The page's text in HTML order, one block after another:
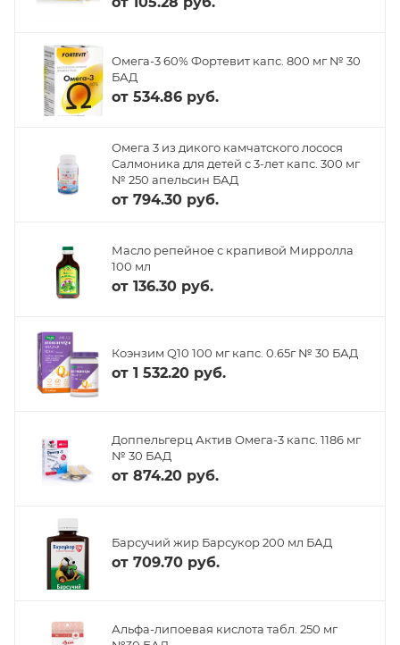
Омега-3 60% Фортевит капс. 800 мг № 30
БАД
от 534.86 руб.
Омега 3 из дикого камчатского лосося
Салмоника для детей с 3-лет капс. 300 мг
№ 250 апельсин БАД
от 794.30 руб.
Масло репейное с крапивой Мирролла
100 мл
от 136.30 руб.
Коэнзим Q10 100 мг капс. 0.65г № 30 БАД
от 1 532.20 руб.
Доппельгерц Актив Омега-3 капс. 1186 мг
№ 30 БАД
от 874.20 руб.
Барсучий жир Барсукор 200 мл БАД
от 709.70 руб.
Альфа-липоевая кислота табл. 250 мг